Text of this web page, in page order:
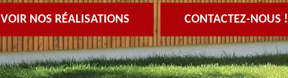
VOIR NOS RÉALISATIONS CONTACTEZ-NOUS !